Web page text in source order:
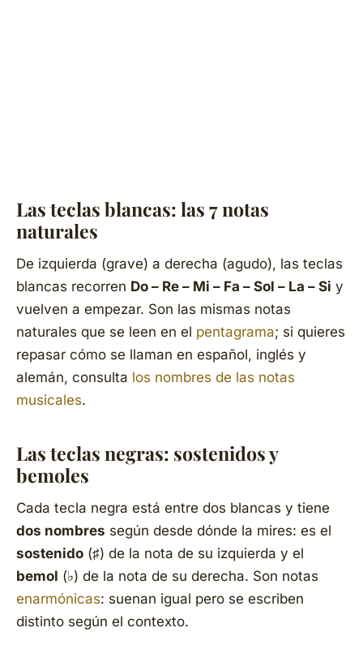
Las teclas blancas: las 7 notas
naturales
De izquierda (grave) a derecha (agudo), las teclas
blancas recorren Do – Re – Mi – Fa – Sol – La – Si y
vuelven a empezar. Son las mismas notas
naturales que se leen en el pentagrama; si quieres
repasar cómo se llaman en español, inglés y
alemán, consulta los nombres de las notas
musicales.
Las teclas negras: sostenidos y
bemoles
Cada tecla negra está entre dos blancas y tiene
dos nombres según desde dónde la mires: es el
sostenido (♯) de la nota de su izquierda y el
bemol (♭) de la nota de su derecha. Son notas
enarmónicas: suenan igual pero se escriben
distinto según el contexto.